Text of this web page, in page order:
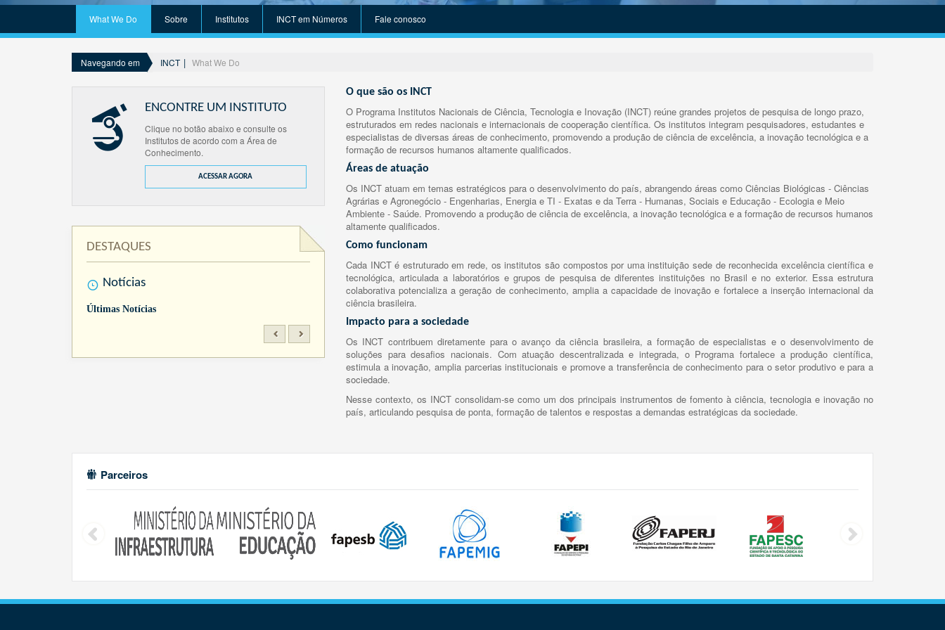
What We Do Sobre Institutos INCT em Números Fale conosco
Navegando em INCT What We Do
ENCONTRE UM INSTITUTO
Clique no botão abaixo e consulte os
Institutos de acordo com a Área de
Conhecimento.
ACESSAR AGORA
DESTAQUES
Notícias
Últimas Notícias
O que são os INCT
O Programa Institutos Nacionais de Ciência, Tecnologia e Inovação (INCT) reúne grandes projetos de pesquisa de longo prazo,
estruturados em redes nacionais e internacionais de cooperação científica. Os institutos integram pesquisadores, estudantes e
especialistas de diversas áreas de conhecimento, promovendo a produção de ciência de excelência, a inovação tecnológica e a
formação de recursos humanos altamente qualificados.
Áreas de atuação
Os INCT atuam em temas estratégicos para o desenvolvimento do país, abrangendo áreas como Ciências Biológicas - Ciências
Agrárias e Agronegócio - Engenharias, Energia e TI - Exatas e da Terra - Humanas, Sociais e Educação - Ecologia e Meio
Ambiente - Saúde. Promovendo a produção de ciência de excelência, a inovação tecnológica e a formação de recursos humanos
altamente qualificados.
Como funcionam
Cada INCT é estruturado em rede, os institutos são compostos por uma instituição sede de reconhecida excelência científica e
tecnológica, articulada a laboratórios e grupos de pesquisa de diferentes instituições no Brasil e no exterior. Essa estrutura
colaborativa potencializa a geração de conhecimento, amplia a capacidade de inovação e fortalece a inserção internacional da
ciência brasileira.
Impacto para a sociedade
Os INCT contribuem diretamente para o avanço da ciência brasileira, a formação de especialistas e o desenvolvimento de
soluções para desafios nacionais. Com atuação descentralizada e integrada, o Programa fortalece a produção científica,
estimula a inovação, amplia parcerias institucionais e promove a transferência de conhecimento para o setor produtivo e para a
sociedade.
Nesse contexto, os INCT consolidam-se como um dos principais instrumentos de fomento à ciência, tecnologia e inovação no
país, articulando pesquisa de ponta, formação de talentos e respostas a demandas estratégicas da sociedade.
Parceiros